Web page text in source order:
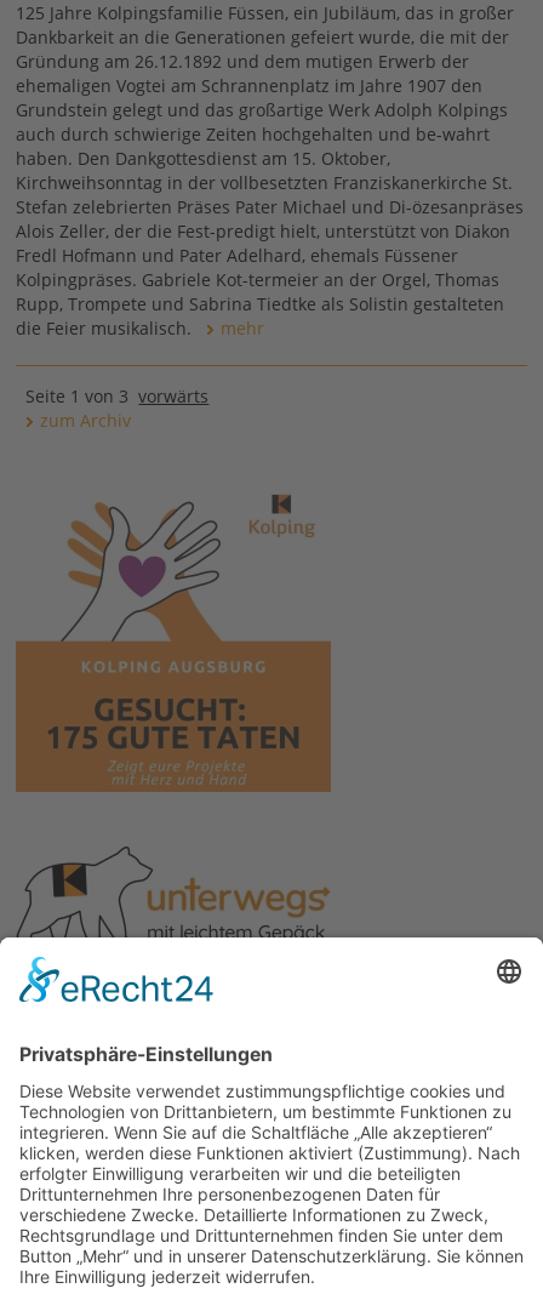
125 Jahre Kolpingsfamilie Füssen, ein Jubiläum, das in großer
Dankbarkeit an die Generationen gefeiert wurde, die mit der
Gründung am 26.12.1892 und dem mutigen Erwerb der
ehemaligen Vogtei am Schrannenplatz im Jahre 1907 den
Grundstein gelegt und das großartige Werk Adolph Kolpings
auch durch schwierige Zeiten hochgehalten und be-wahrt
haben. Den Dankgottesdienst am 15. Oktober,
Kirchweihsonntag in der vollbesetzten Franziskanerkirche St.
Stefan zelebrierten Präses Pater Michael und Di-özesanpräses
Alois Zeller, der die Fest-predigt hielt, unterstützt von Diakon
Fredl Hofmann und Pater Adelhard, ehemals Füssener
Kolpingpräses. Gabriele Kot-termeier an der Orgel, Thomas
Rupp, Trompete und Sabrina Tiedtke als Solistin gestalteten
die Feier musikalisch.
mehr
Seite 1 von 3vorwärts
zum Archiv